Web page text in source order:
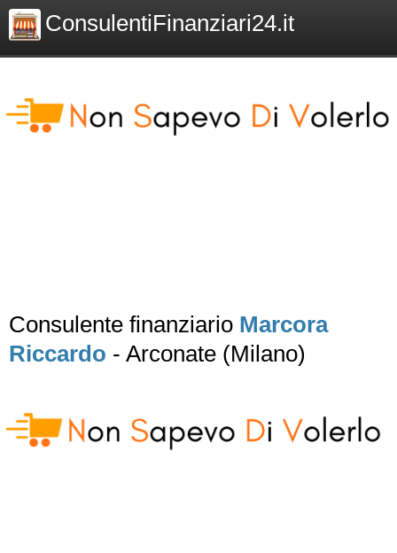
ConsulentiFinanziari24.it
Consulente finanziario Marcora
Riccardo - Arconate (Milano)